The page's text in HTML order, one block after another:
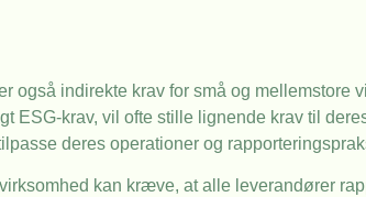
indirekte krav for små og mellemstore
krav, vil ofte stille lignende krav til
deres operationer og
kan kræve, at alle leverandører